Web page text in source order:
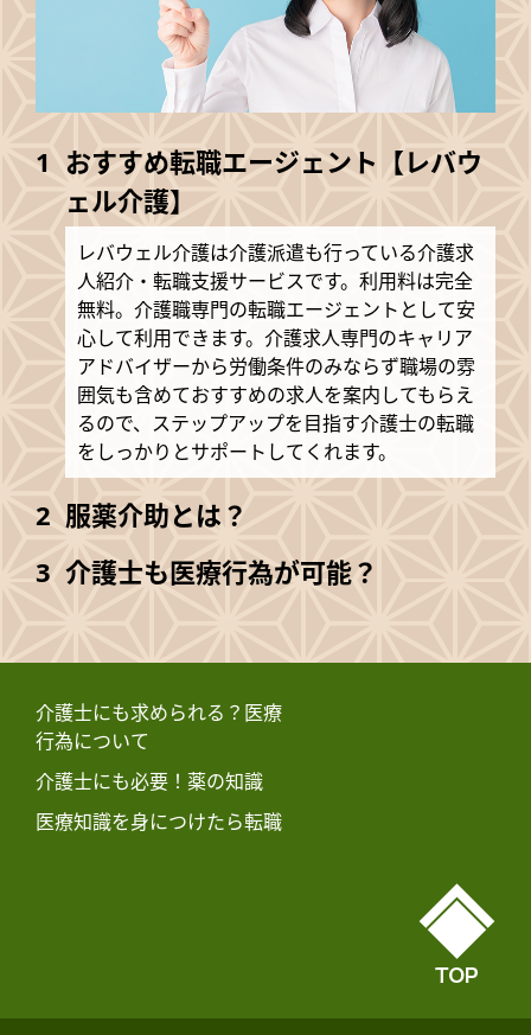
おすすめ転職エージェント【レバウ
ェル介護】
レバウェル介護は介護派遣も行っている介護求
人紹介・転職支援サービスです。利用料は完全
無料。介護職専門の転職エージェントとして安
心して利用できます。介護求人専門のキャリア
アドバイザーから労働条件のみならず職場の雰
囲気も含めておすすめの求人を案内してもらえ
るので、ステップアップを目指す介護士の転職
をしっかりとサポートしてくれます。
服薬介助とは？
介護士も医療行為が可能？
介護士にも求められる？医療
行為について
介護士にも必要！薬の知識
医療知識を身につけたら転職